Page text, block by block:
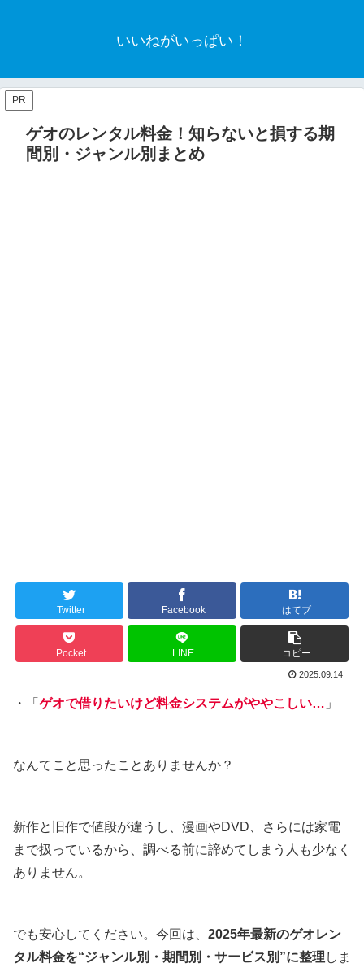
いいねがいっぱい！
PR
ゲオのレンタル料金！知らないと損する期
間別・ジャンル別まとめ
Twitter Facebook はてブ
Pocket LINE コピー
2025.09.14
・「 ゲオで借りたいけど料金システムがややこしい… 」
なんてこと思ったことありませんか？
新作と旧作で値段が違うし、漫画やDVD、さらには家電
まで扱っているから、調べる前に諦めてしまう人も少なく
ありません。
でも安心してください。今回は、 2025年最新のゲオレン
タル料金を“ジャンル別・期間別・サービス別”に整理 しま